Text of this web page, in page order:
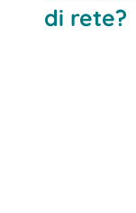
di rete?